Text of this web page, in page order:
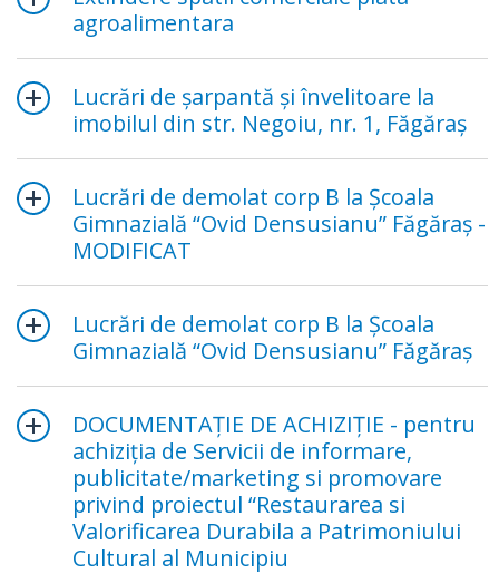
agroalimentara
Lucrări de şarpantă şi învelitoare la
imobilul din str. Negoiu, nr. 1, Făgăraş
Lucrări de demolat corp B la Şcoala
Gimnazială “Ovid Densusianu” Făgăraş -
MODIFICAT
Lucrări de demolat corp B la Şcoala
Gimnazială “Ovid Densusianu” Făgăraş
DOCUMENTAŢIE DE ACHIZIŢIE - pentru
achiziţia de Servicii de informare,
publicitate/marketing si promovare
privind proiectul “Restaurarea si
Valorificarea Durabila a Patrimoniului
Cultural al Municipiu